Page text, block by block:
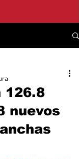
126.8
nuevos